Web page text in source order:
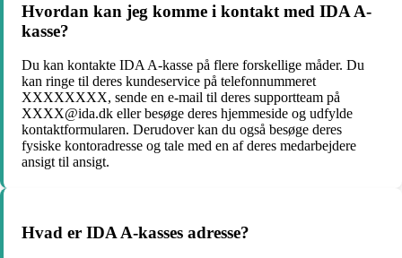
Hvordan kan jeg komme i kontakt med IDA A-
kasse?
Du kan kontakte IDA A-kasse på flere forskellige måder. Du
kan ringe til deres kundeservice på telefonnummeret
XXXXXXXX, sende en e-mail til deres supportteam på
XXXX@ida.dk eller besøge deres hjemmeside og udfylde
kontaktformularen. Derudover kan du også besøge deres
fysiske kontoradresse og tale med en af deres medarbejdere
ansigt til ansigt.
Hvad er IDA A-kasses adresse?